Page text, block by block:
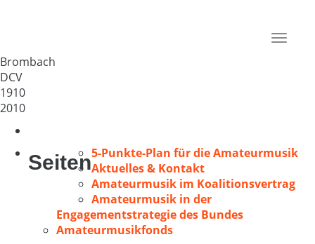
Toggle
Brombach
DCV
1910
2010
Seiten5-Punkte-Plan für die Amateurmusik
Aktuelles & Kontakt
Amateurmusik im Koalitionsvertrag
Amateurmusik in der
Engagementstrategie des Bundes
Amateurmusikfonds